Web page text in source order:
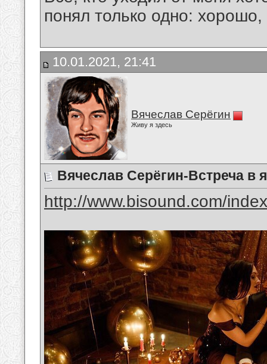
понял только одно:
10.01.2021, 21:41
Вячеслав Серёгин
Живу я здесь
Вячеслав Серёгин-Встреча в
http://www.bisound.com/